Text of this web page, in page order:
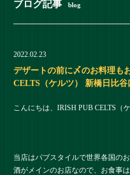
ブログ記事 blog
2022.02.23
デザートの前に〆のお料理も
CELTS（ケルツ） 新橋日比谷
こんにちは、IRISH PUB CELTS（
当店はパブスタイルで世界各国の
酒がメインのお店なので、お食事